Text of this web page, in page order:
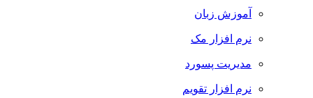
آموزش زبان
نرم افزار مک
مدیریت پسورد
نرم افزار تقویم